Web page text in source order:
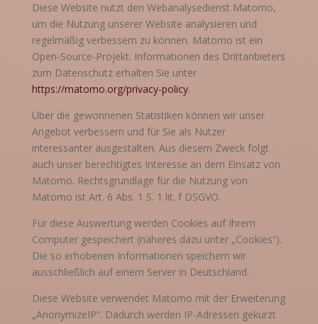
Diese Website nutzt den Webanalysedienst Matomo,
um die Nutzung unserer Website analysieren und
regelmäßig verbessern zu können. Matomo ist ein
Open-Source-Projekt. Informationen des Drittanbieters
zum Datenschutz erhalten Sie unter
https://matomo.org/privacy-policy.
Über die gewonnenen Statistiken können wir unser
Angebot verbessern und für Sie als Nutzer
interessanter ausgestalten. Aus diesem Zweck folgt
auch unser berechtigtes Interesse an dem Einsatz von
Matomo. Rechtsgrundlage für die Nutzung von
Matomo ist Art. 6 Abs. 1 S. 1 lit. f DSGVO.
Für diese Auswertung werden Cookies auf Ihrem
Computer gespeichert (näheres dazu unter „Cookies“).
Die so erhobenen Informationen speichern wir
ausschließlich auf einem Server in Deutschland.
Diese Website verwendet Matomo mit der Erweiterung
„AnonymizeIP“. Dadurch werden IP-Adressen gekürzt